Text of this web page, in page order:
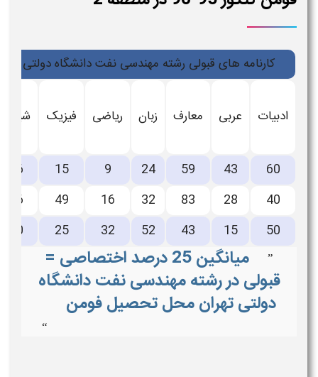
کارنامه های قبولی رشته مهندسی نفت دانشگاه دولتی تهران کنکور 95-96
ادبیات عربی معارف زبان ریاضی فیزیک شیمی
60
43
59
24
9
15
56
40
28
83
32
16
49
16
50
15
43
52
32
25
20
”
میانگین 25 درصد اختصاصی =
قبولی در رشته مهندسی نفت دانشگاه
دولتی تهران محل تحصیل فومن
“